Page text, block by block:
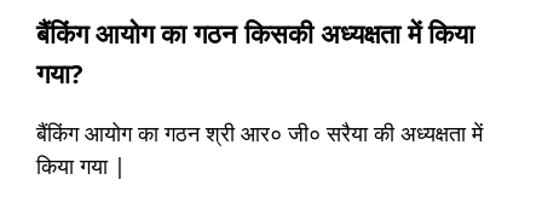
बैंकिंग आयोग का गठन किसकी अध्यक्षता में किया
गया?
बैंकिंग आयोग का गठन श्री आर० जी० सरैया की अध्यक्षता में
किया गया |